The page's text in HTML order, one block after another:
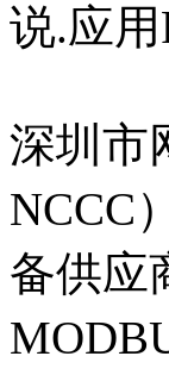
说.应
深圳市
NCCC
备供应